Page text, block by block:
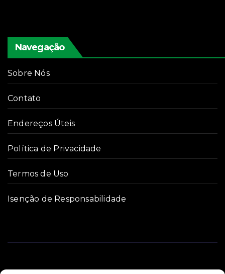
Navegação
Sobre Nós
Contato
Endereços Úteis
Política de Privacidade
Termos de Uso
Isenção de Responsabilidade